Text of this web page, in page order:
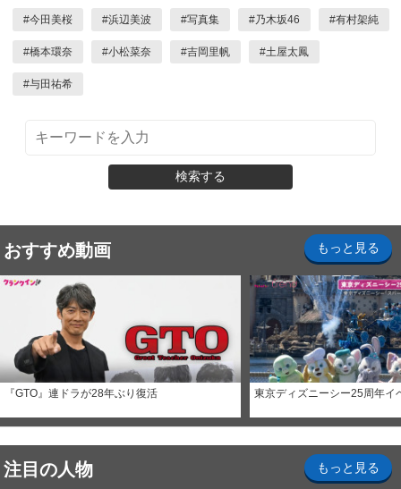
#今田美桜 #浜辺美波 #写真集 #乃木坂46 #有村架純
#橋本環奈 #小松菜奈 #吉岡里帆 #土屋太鳳
#与田祐希
検索する
おすすめ動画 もっと見る
『GTO』連ドラが28年ぶり復活 東京ディズニーシー25周年イ
注目の人物 もっと見る